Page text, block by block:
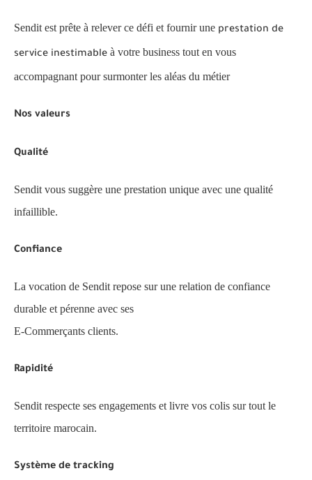
Sendit est prête à relever ce défi et fournir une prestation de
service inestimable à votre business tout en vous
accompagnant pour surmonter les aléas du métier
Nos valeurs
Qualité
Sendit vous suggère une prestation unique avec une qualité
infaillible.
Confiance
La vocation de Sendit repose sur une relation de confiance
durable et pérenne avec ses
E-Commerçants clients.
Rapidité
Sendit respecte ses engagements et livre vos colis sur tout le
territoire marocain.
Système de tracking